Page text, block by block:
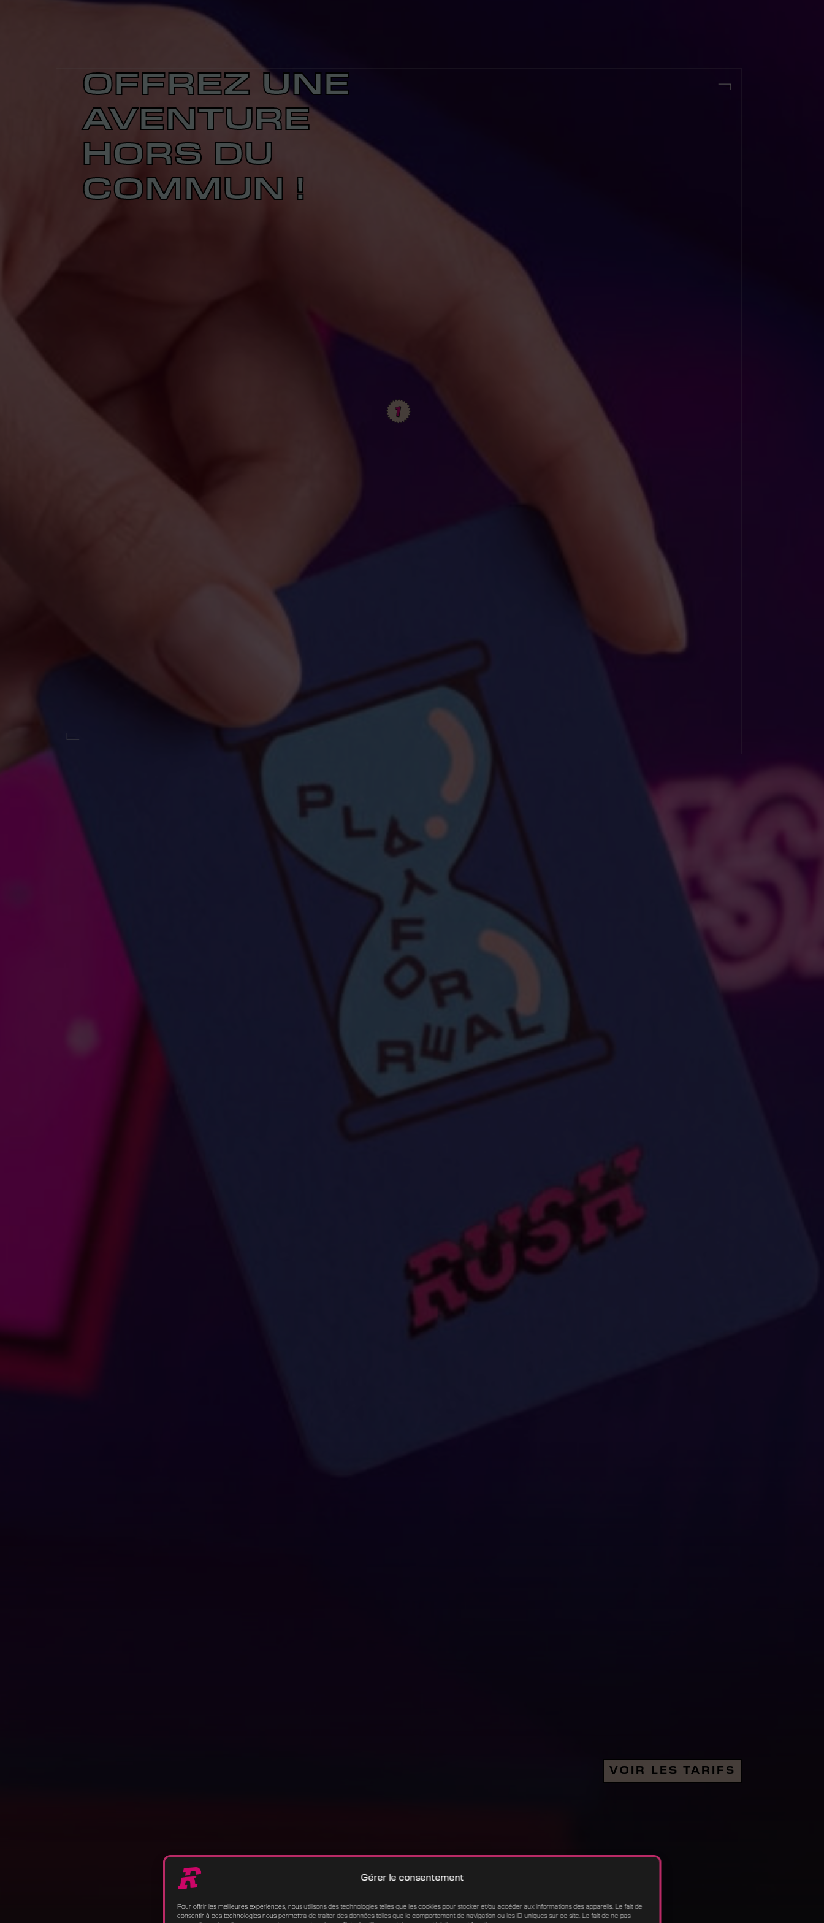
Gérer le consentement
Pour offrir les meilleures expériences, nous utilisons des technologies telles que les cookies pour stocker et/ou accéder aux informations des appareils. Le fait de
consentir à ces technologies nous permettra de traiter des données telles que le comportement de navigation ou les ID uniques sur ce site. Le fait de ne pas
OFFREZ UNE
AVENTURE
HORS DU
COMMUN !
VOIR LES TARIFS
VOIR LES TARIFS